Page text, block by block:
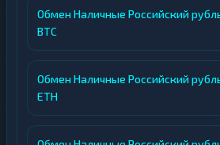
Обмен Наличные Российский
BTC
Обмен Наличные Российский
ETH